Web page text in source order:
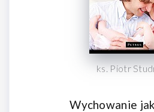
ks. Piotr
Wychowanie